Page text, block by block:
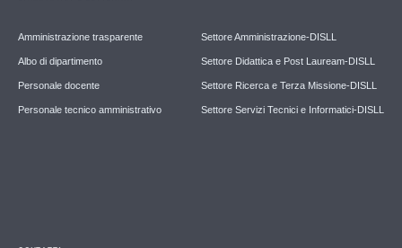
Amministrazione trasparente
Albo di dipartimento
Personale docente
Personale tecnico amministrativo
Settore Amministrazione-DISLL
Settore Didattica e Post Lauream-DISLL
Settore Ricerca e Terza Missione-DISLL
Settore Servizi Tecnici e Informatici-DISLL